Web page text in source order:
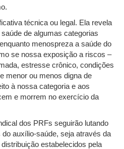
técnica ou legal. Ela revela
de algumas categorias
menospreza a saúde do
se nossa exposição a riscos –
estresse crônico, condições
menor ou menos digna de
à nossa categoria e aos
e morrem no exercício da
dos PRFs seguirão lutando
auxílio-saúde, seja através da
estabelecidos pela